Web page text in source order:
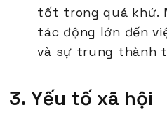
tốt trong quá khứ.
tác động lớn đến
và sự trung thành
3. Yếu tố xã hội